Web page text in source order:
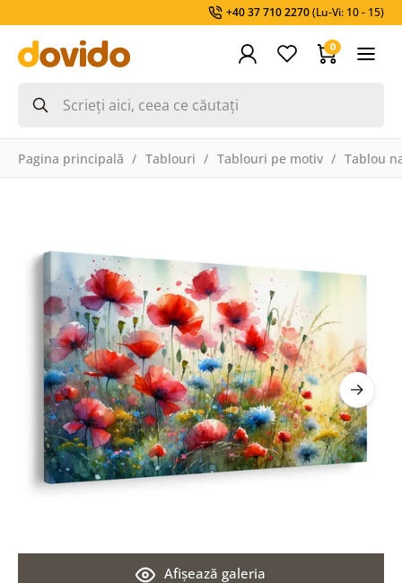
+40 37 710 2270(Lu-Vi: 10 - 15)
0
Pagina principală Tablouri Tablouri pe motiv Tablou
Afişează galeria